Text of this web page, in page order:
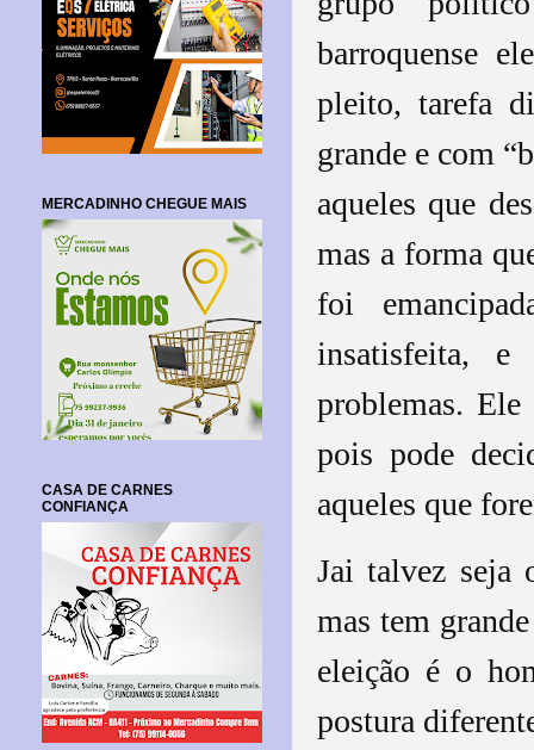
barroquense
pleito, tarefa
grande e com
aqueles que
mas a forma
foi
insatisfeita,
problemas.
pois pode
aqueles que
Jai talvez seja
mas tem
eleição é o
postura
MERCADINHO CHEGUE MAIS
CASA DE CARNES
CONFIANÇA